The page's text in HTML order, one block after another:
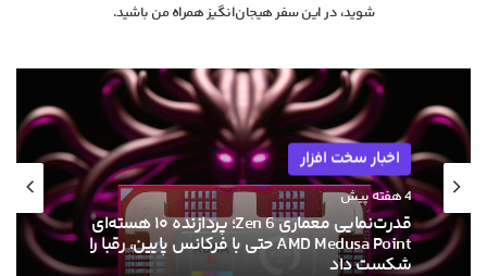
شوید، در این سفر هیجان‌انگیز همراه من باشید.
اخبار سخت افزار
4 هفته پیش
قدرت‌نمایی معماری Zen 6؛ پردازنده ۱۰ هسته‌ای
AMD Medusa Point حتی با فرکانس پایین، رقبا را
شکست داد